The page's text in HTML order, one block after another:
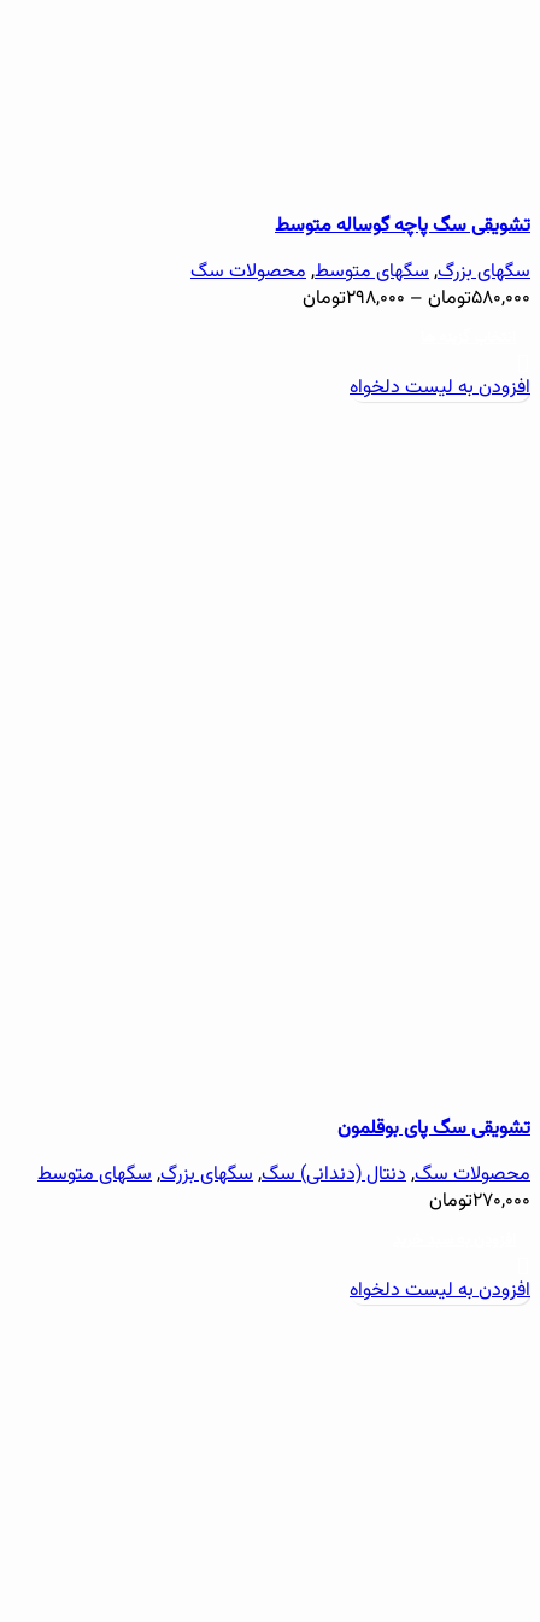
تشویقی سگ پاچه گوساله متوسط
سگهای بزرگ,سگهای متوسط,محصولات سگ
۵۸۰,۰۰۰تومان – ۲۹۸,۰۰۰تومان
افزودن به لیست دلخواه
تشویقی سگ پای بوقلمون
محصولات سگ,دنتال (دندانی) سگ,سگهای بزرگ,سگهای متوسط
۲۷۰,۰۰۰تومان
افزودن به لیست دلخواه